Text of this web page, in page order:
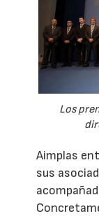
Los
Aimplas
sus